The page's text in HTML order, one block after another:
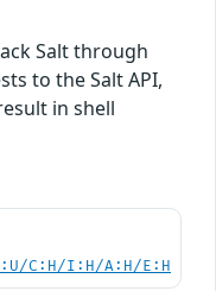
Salt through
to the Salt API,
in shell
C:H/I:H/A:H/E:H